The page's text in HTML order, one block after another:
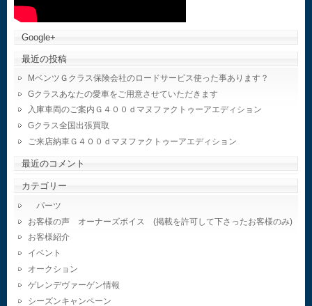
Google+
最近の投稿
MベンツＧクラス保険会社のロードサービス使った事あります？
Gクラスあなたの愛車をご用意させていただきます
入庫車両のご案内Ｇ４００ｄマヌファクトゥーアエディション
Gクラス全国出張買取
ご来店納車Ｇ４００ｄマヌファクトゥーアエディション
最近のコメント
カテゴリー
パーツ
お客様の声 オーナーズボイス (掲載を許可して下さったお客様のみ)
お客様紹介
イベント
オークション
ゲレンデヴァーゲン情報
シーズンキャンペーン